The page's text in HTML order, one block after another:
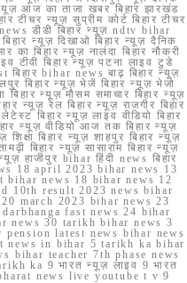
आज का ताजा खबर बिहार झारखंड
टीचर न्यूज़ सुप्रीम कोर्ट बिहार टीचर
डीडी बिहार न्यूज़ ndtv bihar
न्यूज़ दिखाओ बिहार न्यूज़ दैनिक
का बिहार न्यूज़ नालंदा बिहार नौकरी
टीवी बिहार न्यूज़ पटना लाइव टुडे
bihar news बाढ़ बिहार न्यूज़
बिहार न्यूज़ भेजें बिहार न्यूज़ भेजो
न्यूज़ मौसम समाचार बिहार न्यूज़
न्यूज़ रेल बिहार न्यूज़ राजगीर बिहार
बिहार न्यूज़ लाइव वीडियो बिहार
न्यूज़ वीडियो आज तक बिहार न्यूज़
बिहार न्यूज़ शाहपुर बिहार न्यूज़
बिहार न्यूज़ सासाराम बिहार न्यूज़
हाजीपुर bihar हिंदी news बिहार
news 18 april 2023 bihar news 13
bihar news 18 bihar news 12
10th result 2023 news bihar
march 2023 bihar news 23
fast news 24 bihar
news 30 tarikh bihar news 3
latest news bihar news
news in bihar 5 tarikh ka bihar
bihar teacher 7th phase news
ka 9 भारत न्यूज़ लाइव 9 भारत
news live youtube t v 9